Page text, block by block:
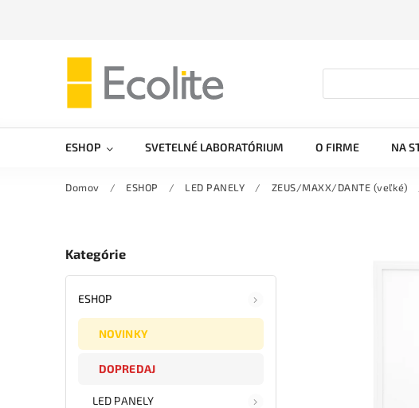
ESHOP SVETELNÉ LABORATÓRIUM O FIRME NA
Domov / ESHOP / LED PANELY / ZEUS/MAXX/DANTE (veľké)
Kategórie
ESHOP
NOVINKY
DOPREDAJ
LED PANELY